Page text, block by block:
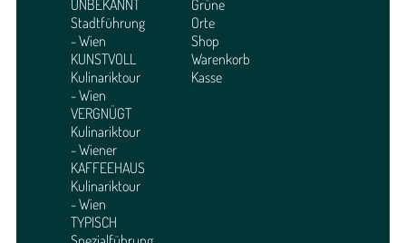
UNBEKANNT
Stadtführung
- Wien
KUNSTVOLL
Kulinariktour
- Wien
VERGNÜGT
Kulinariktour
- Wiener
KAFFEEHAUS
Kulinariktour
- Wien
TYPISCH
Grüne
Orte
Shop
Warenkorb
Kasse